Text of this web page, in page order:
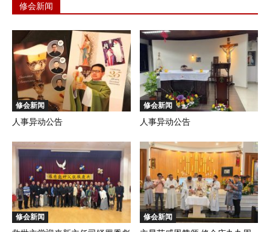
修会新闻
修会新闻
人事异动公告
修会新闻
人事异动公告
修会新闻 修会新闻